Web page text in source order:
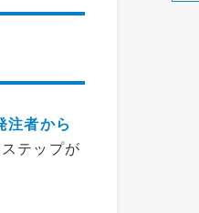
注者から
テップが